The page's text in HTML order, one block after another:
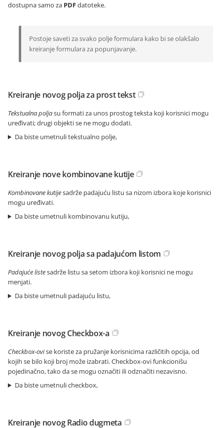
dostupna samo za PDFdatoteke.
Postoje saveti za svako polje formulara kako bi se olakšalo
kreiranje formulara za popunjavanje.
Kreiranje novog polja za prost tekst
Tekstualna poljasu formati za unos prostog teksta koji korisnici mogu
uređivati; drugi objekti se ne mogu dodati.
Da biste umetnuli tekstualno polje,
Kreiranje nove kombinovane kutije
Kombinovane kutijesadrže padajuću listu sa nizom izbora koje korisnici
mogu uređivati.
Da biste umetnuli kombinovanu kutiju,
Kreiranje novog polja sa padajućom listom
Padajuće listesadrže listu sa setom izbora koji korisnici ne mogu
menjati.
Da biste umetnuli padajuću listu,
Kreiranje novog Checkbox-a
Checkbox-ovise koriste za pružanje korisnicima različitih opcija, od
kojih se bilo koji broj može izabrati. Checkbox-ovi funkcionišu
pojedinačno, tako da se mogu označiti ili odznačiti nezavisno.
Da biste umetnuli checkbox,
Kreiranje novog Radio dugmeta